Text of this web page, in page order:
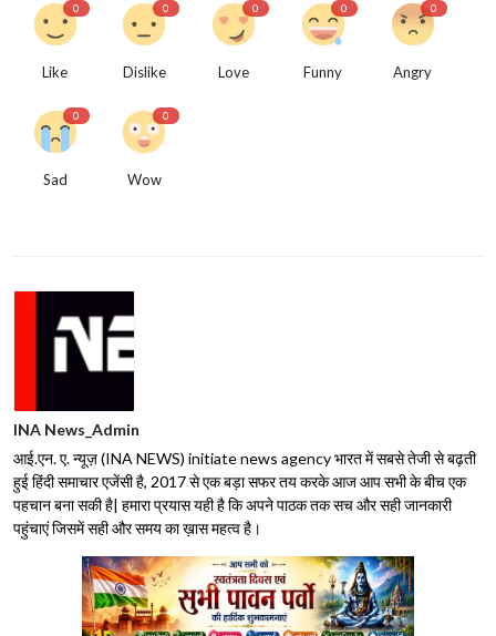
0
Like
0
Dislike
0
Love
0
Funny
0
Angry
0
Sad
0
Wow
INA News_Admin
आई.एन. ए. न्यूज़ (INA NEWS) initiate news agency भारत में सबसे तेजी से बढ़ती
हुई हिंदी समाचार एजेंसी है, 2017 से एक बड़ा सफर तय करके आज आप सभी के बीच एक
पहचान बना सकी है| हमारा प्रयास यही है कि अपने पाठक तक सच और सही जानकारी
पहुंचाएं जिसमें सही और समय का ख़ास महत्व है।